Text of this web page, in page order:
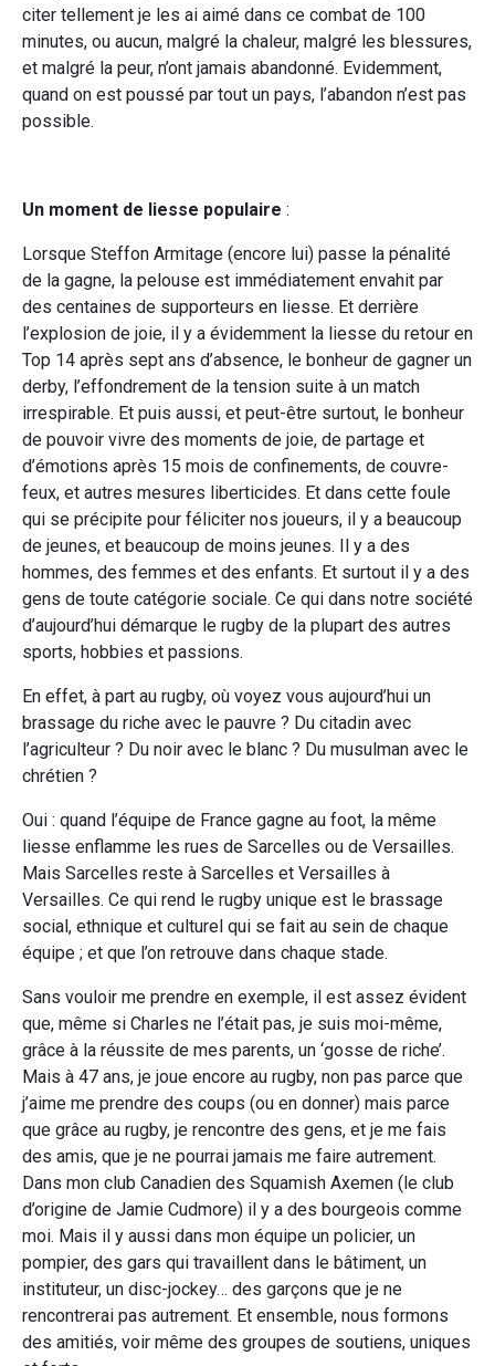
citer tellement je les ai aimé dans ce combat de 100
minutes, ou aucun, malgré la chaleur, malgré les blessures,
et malgré la peur, n’ont jamais abandonné. Evidemment,
quand on est poussé par tout un pays, l’abandon n’est pas
possible.
Un moment de liesse populaire :
Lorsque Steffon Armitage (encore lui) passe la pénalité
de la gagne, la pelouse est immédiatement envahit par
des centaines de supporteurs en liesse. Et derrière
l’explosion de joie, il y a évidemment la liesse du retour en
Top 14 après sept ans d’absence, le bonheur de gagner un
derby, l’effondrement de la tension suite à un match
irrespirable. Et puis aussi, et peut-être surtout, le bonheur
de pouvoir vivre des moments de joie, de partage et
d’émotions après 15 mois de confinements, de couvre-
feux, et autres mesures liberticides. Et dans cette foule
qui se précipite pour féliciter nos joueurs, il y a beaucoup
de jeunes, et beaucoup de moins jeunes. Il y a des
hommes, des femmes et des enfants. Et surtout il y a des
gens de toute catégorie sociale. Ce qui dans notre société
d’aujourd’hui démarque le rugby de la plupart des autres
sports, hobbies et passions.
En effet, à part au rugby, où voyez vous aujourd’hui un
brassage du riche avec le pauvre ? Du citadin avec
l’agriculteur ? Du noir avec le blanc ? Du musulman avec le
chrétien ?
Oui : quand l’équipe de France gagne au foot, la même
liesse enflamme les rues de Sarcelles ou de Versailles.
Mais Sarcelles reste à Sarcelles et Versailles à
Versailles. Ce qui rend le rugby unique est le brassage
social, ethnique et culturel qui se fait au sein de chaque
équipe ; et que l’on retrouve dans chaque stade.
Sans vouloir me prendre en exemple, il est assez évident
que, même si Charles ne l’était pas, je suis moi-même,
grâce à la réussite de mes parents, un ‘gosse de riche’.
Mais à 47 ans, je joue encore au rugby, non pas parce que
j’aime me prendre des coups (ou en donner) mais parce
que grâce au rugby, je rencontre des gens, et je me fais
des amis, que je ne pourrai jamais me faire autrement.
Dans mon club Canadien des Squamish Axemen (le club
d’origine de Jamie Cudmore) il y a des bourgeois comme
moi. Mais il y aussi dans mon équipe un policier, un
pompier, des gars qui travaillent dans le bâtiment, un
instituteur, un disc-jockey… des garçons que je ne
rencontrerai pas autrement. Et ensemble, nous formons
des amitiés, voir même des groupes de soutiens, uniques